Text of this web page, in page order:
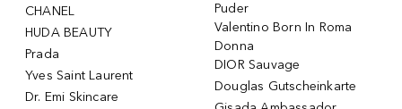
CHANEL
HUDA BEAUTY
Prada
Yves Saint Laurent
Dr. Emi Skincare
Puder
Valentino Born In Roma
Donna
DIOR Sauvage
Douglas Gutscheinkarte